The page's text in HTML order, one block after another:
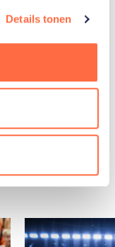
Details tonen
mannen